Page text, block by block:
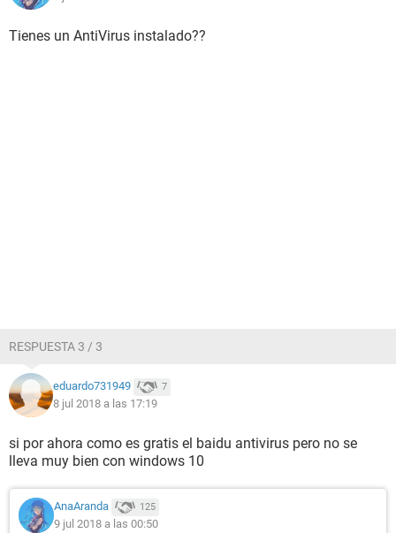
Tienes un AntiVirus instalado??
RESPUESTA 3 / 3
eduardo731949 7
8 jul 2018 a las 17:19
si por ahora como es gratis el baidu antivirus pero no se
lleva muy bien con windows 10
AnaAranda 125
9 jul 2018 a las 00:50